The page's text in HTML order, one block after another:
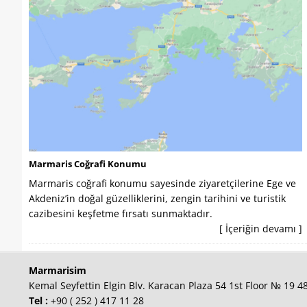
Marmaris Coğrafi Konumu
Marmaris coğrafi konumu sayesinde ziyaretçilerine Ege ve
Akdeniz’in doğal güzelliklerini, zengin tarihini ve turistik
cazibesini keşfetme fırsatı sunmaktadır.
[ İçeriğin devamı ]
Marmarisim
Kemal Seyfettin Elgin Blv. Karacan Plaza 54 1st Floor № 19
Tel : +90 ( 252 ) 417 11 28